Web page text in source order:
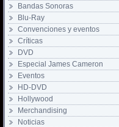
Bandas Sonoras
Blu-Ray
Convenciones y eventos
Críticas
DVD
Especial James Cameron
Eventos
HD-DVD
Hollywood
Merchandising
Noticias